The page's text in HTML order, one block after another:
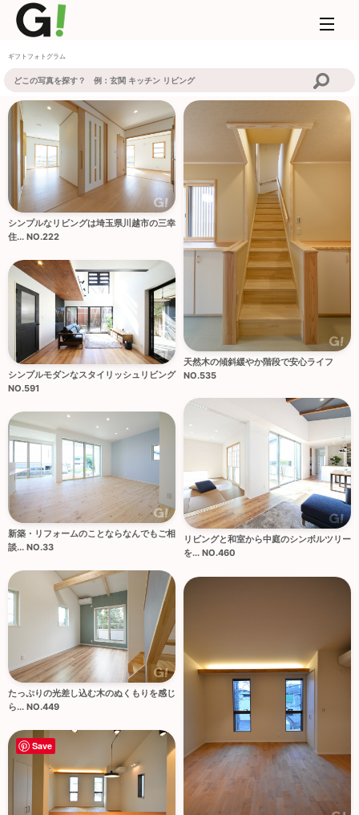
ギフトフォトグラム
シンプルなリビングは埼玉県川越市の三幸
住... NO.222
天然木の傾斜緩やか階段で安心ライフ
NO.535
シンプルモダンなスタイリッシュリビング
NO.591
リビングと和室から中庭のシンボルツリー
を... NO.460
新築・リフォームのことならなんでもご相
談... NO.33
たっぷりの光差し込む木のぬくもりを感じ
ら... NO.449
Save